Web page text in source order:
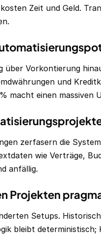
Zeit und Geld.
über Vorkontierung
und
macht einen massiven
zerfasern die
wie Verträge,
anfällig.
Projekten
Setups.
bleibt